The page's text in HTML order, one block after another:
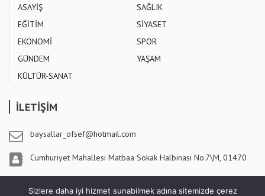
ASAYİŞ
EĞİTİM
EKONOMİ
GÜNDEM
KÜLTÜR-SANAT
SAĞLIK
SİYASET
SPOR
YAŞAM
İLETİŞİM
baysallar_ofsef@hotmail.com
Cumhuriyet Mahallesi Matbaa Sokak Halbinası No:7\M, 01470
Sizlere daha iyi hizmet sunabilmek adına sitemizde çerez